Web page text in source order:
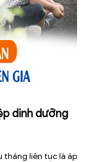
dinh dưỡng
tháng liên tục là áp